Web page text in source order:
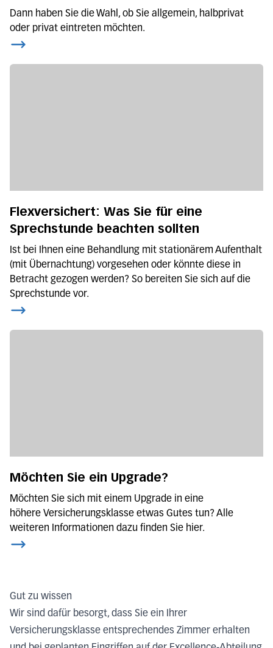
Dann haben Sie die Wahl, ob Sie allgemein, halbprivat
oder privat eintreten möchten.
Flexversichert: Was Sie für eine
Sprechstunde beachten sollten
Ist bei Ihnen eine Behandlung mit stationärem Aufenthalt
(mit Übernachtung) vorgesehen oder könnte diese in
Betracht gezogen werden? So bereiten Sie sich auf die
Sprechstunde vor.
Möchten Sie ein Upgrade?
Möchten Sie sich mit einem Upgrade in eine
höhere Versicherungsklasse etwas Gutes tun? Alle
weiteren Informationen dazu finden Sie hier.
Gut zu wissen
Wir sind dafür besorgt, dass Sie ein Ihrer
Versicherungsklasse entsprechendes Zimmer erhalten